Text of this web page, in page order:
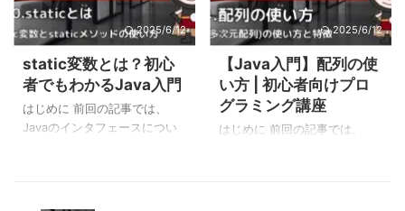
作る時、正常系（想定してい
る正しい動作）の動作を作る
のは当たり前のことです。た
だ、正常系の動作しか考慮し
ていないと、想定外の使われ
方をしたときやプログラムに
バグ（プログラムに潜む誤
ソッドを他クラスにどこまで
公開するかを決める修飾子で
す。 アクセス修飾子は次のよ
うに記述します。※フィールド
の例 アクセス修飾子には
「public」「protected」
「private」の3種類がありま
2025/6/12
static変数とは？初心
者でもわかるJava入門
はじめに 前回の記事では、
Javaのインタフェースについ
2025/6/12
【Java入門】配列の使
い方 | 初心者向けプロ
グラミング講座
はじめに 前回の記事では、